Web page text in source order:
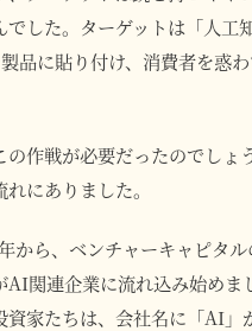
でした。ターゲットは「人工
品に貼り付け、消費者を惑
の作戦が必要だったのでしょ
にありました。
から、ベンチャーキャピタ
AI関連企業に流れ込み始めま
資家たちは、会社名に「AI」